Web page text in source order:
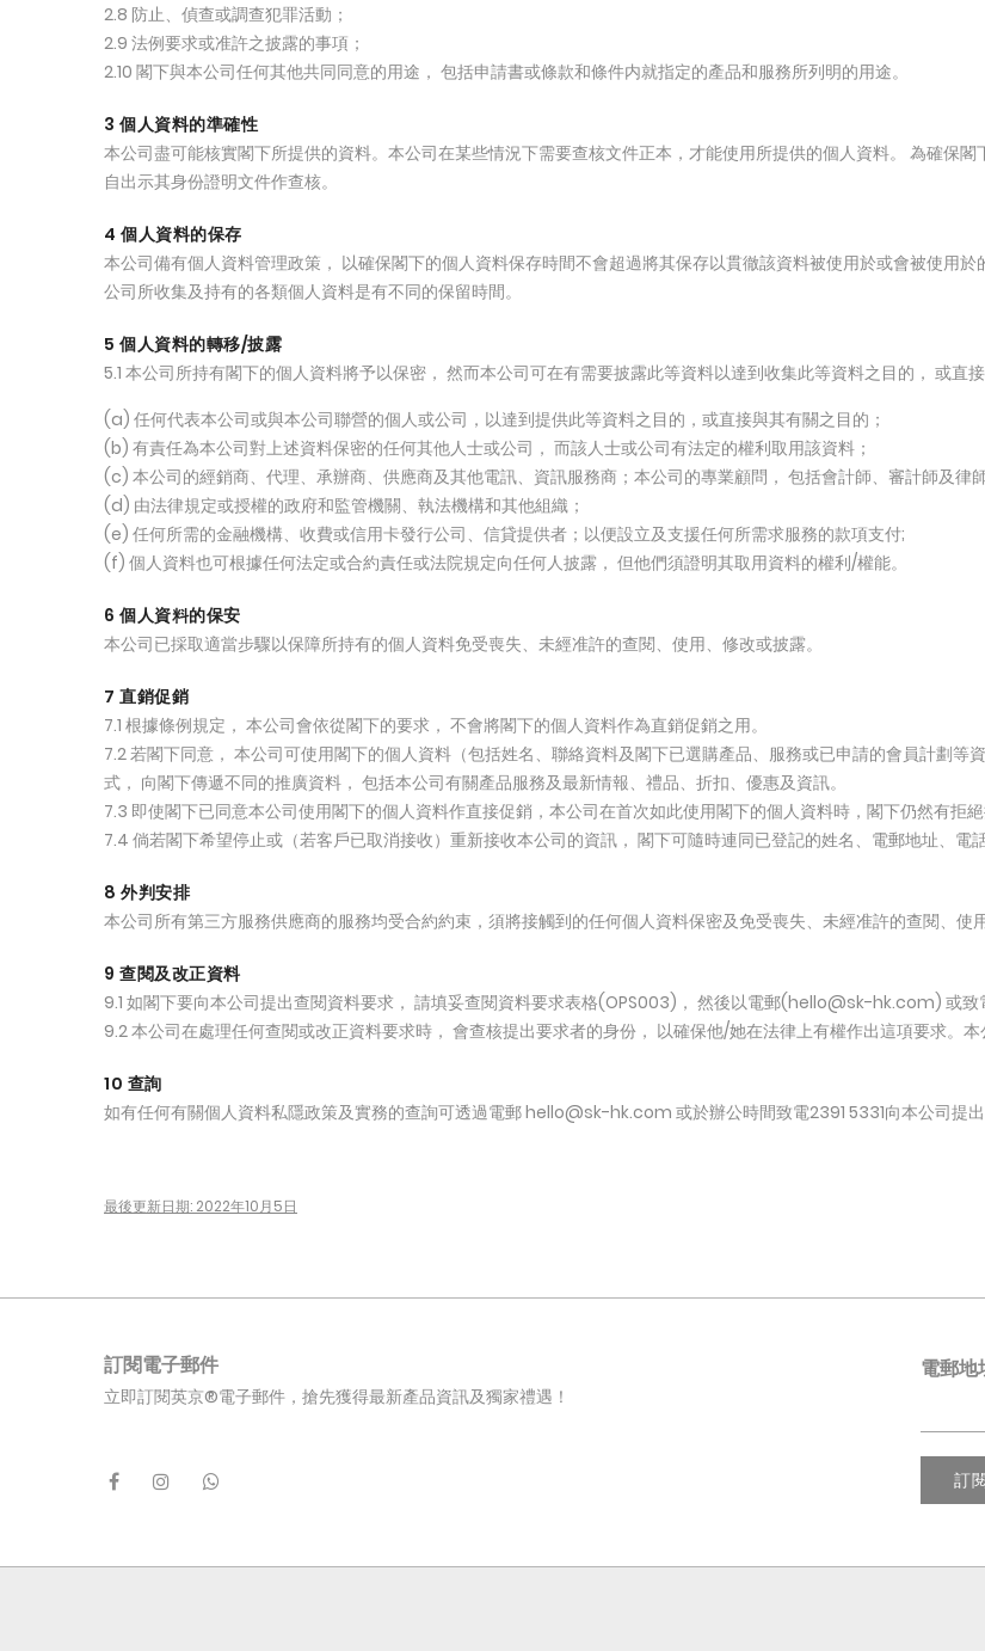
2.8 防止、偵查或調查犯罪活動；
2.9 法例要求或准許之披露的事項；
2.10 閣下與本公司任何其他共同同意的用途， 包括申請書或條款和條件内就指定的產品和服務所列明的用途。
3 個人資料的準確性
本公司盡可能核實閣下所提供的資料。本公司在某些情況下需要查核文件正本，才能使用所提供的個人資料。 為確保
自出示其身份證明文件作查核。
4 個人資料的保存
本公司備有個人資料管理政策， 以確保閣下的個人資料保存時間不會超過將其保存以貫徹該資料被使用於或會被使用於
公司所收集及持有的各類個人資料是有不同的保留時間。
5 個人資料的轉移/披露
5.1 本公司所持有閣下的個人資料將予以保密， 然而本公司可在有需要披露此等資料以達到收集此等資料之目的， 或直
(a) 任何代表本公司或與本公司聯營的個人或公司，以達到提供此等資料之目的，或直接與其有關之目的；
(b) 有責任為本公司對上述資料保密的任何其他人士或公司， 而該人士或公司有法定的權利取用該資料；
(c) 本公司的經銷商、代理、承辦商、供應商及其他電訊、資訊服務商；本公司的專業顧問， 包括會計師、審計師及律
(d) 由法律規定或授權的政府和監管機關、執法機構和其他組織；
(e) 任何所需的金融機構、收費或信用卡發行公司、信貸提供者；以便設立及支援任何所需求服務的款項支付;
(f) 個人資料也可根據任何法定或合約責任或法院規定向任何人披露， 但他們須證明其取用資料的權利/權能。
6 個人資料的保安
本公司已採取適當步驟以保障所持有的個人資料免受喪失、未經准許的查閱、使用、修改或披露。
7 直銷促銷
7.1 根據條例規定， 本公司會依從閣下的要求， 不會將閣下的個人資料作為直銷促銷之用。
7.2 若閣下同意， 本公司可使用閣下的個人資料（包括姓名、聯絡資料及閣下已選購產品、服務或已申請的會員計劃
式， 向閣下傳遞不同的推廣資料， 包括本公司有關產品服務及最新情報、禮品、折扣、優惠及資訊。
7.3 即使閣下已同意本公司使用閣下的個人資料作直接促銷，本公司在首次如此使用閣下的個人資料時，閣下仍然有拒絕
7.4 倘若閣下希望停止或（若客戶已取消接收）重新接收本公司的資訊， 閣下可隨時連同已登記的姓名、電郵地址、
8 外判安排
本公司所有第三方服務供應商的服務均受合約約束，須將接觸到的任何個人資料保密及免受喪失、未經准許的查閱、使
9 查閱及改正資料
9.1 如閣下要向本公司提出查閱資料要求， 請填妥查閱資料要求表格(OPS003)， 然後以電郵(hello@sk-hk.com) 或致
9.2 本公司在處理任何查閱或改正資料要求時， 會查核提出要求者的身份， 以確保他/她在法律上有權作出這項要求。本
10 查詢
如有任何有關個人資料私隱政策及實務的查詢可透過電郵 hello@sk-hk.com 或於辦公時間致電2391 5331向本公司提出
最後更新日期: 2022年10月5日
訂閱電子郵件
立即訂閱英京®電子郵件，搶先獲得最新產品資訊及獨家禮遇！
電郵地
訂